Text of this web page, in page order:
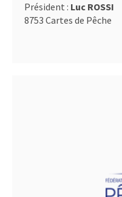
Président : Luc ROSSI
8753 Cartes de Pêche